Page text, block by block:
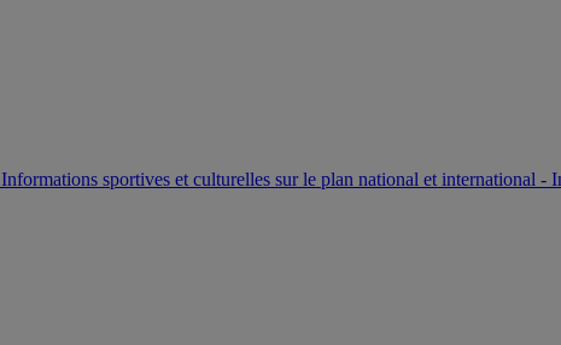
Informations sportives et culturelles sur le plan national et international -